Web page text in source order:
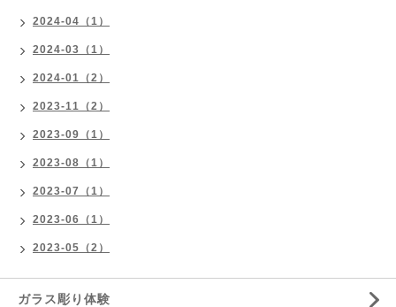
2024-04（1）
2024-03（1）
2024-01（2）
2023-11（2）
2023-09（1）
2023-08（1）
2023-07（1）
2023-06（1）
2023-05（2）
ガラス彫り体験